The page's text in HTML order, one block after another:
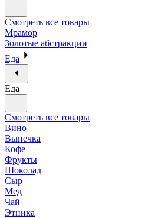
Смотреть все товары
Мрамор
Золотые абстракции
Еда
Еда
Смотреть все товары
Вино
Выпечка
Кофе
Фрукты
Шоколад
Сыр
Мед
Чай
Этника